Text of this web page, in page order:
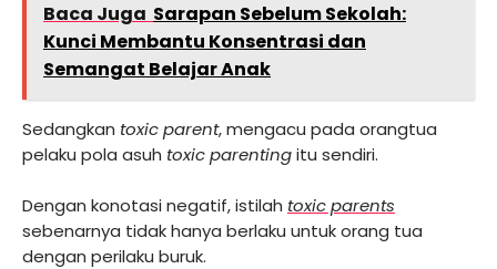
Baca Juga Sarapan Sebelum Sekolah:
Kunci Membantu Konsentrasi dan
Semangat Belajar Anak
Sedangkan toxic parent, mengacu pada orangtua
pelaku pola asuh toxic parentingitu sendiri.
Dengan konotasi negatif, istilah toxic parents
sebenarnya tidak hanya berlaku untuk orang tua
dengan perilaku buruk.